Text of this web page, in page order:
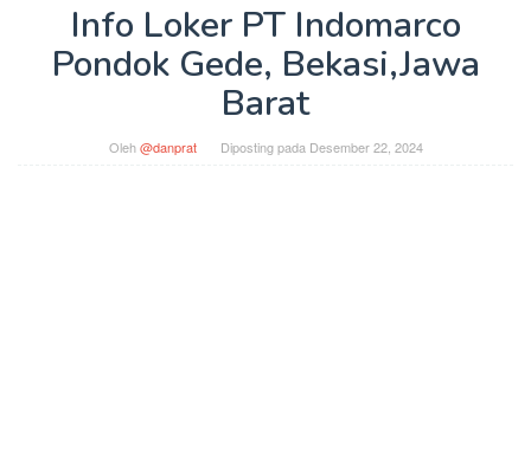
Info Loker PT Indomarco
Pondok Gede, Bekasi,Jawa
Barat
Oleh@danprat Diposting pada Desember 22, 2024